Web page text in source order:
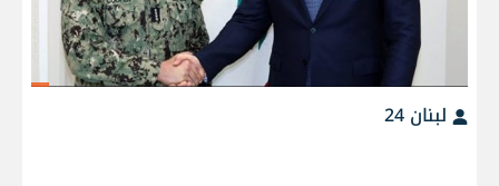
لبنان 24